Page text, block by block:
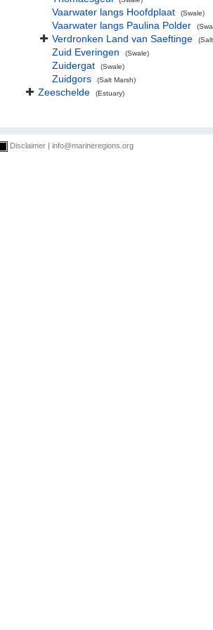
Vaarwater langs Hoofdplaat (Swale)
Vaarwater langs Paulina Polder
Verdronken Land van Saeftinge
Zuid Everingen (Swale)
Zuidergat (Swale)
Zuidgors (Salt Marsh)
Zeeschelde (Estuary)
Disclaimer info@marineregions.org